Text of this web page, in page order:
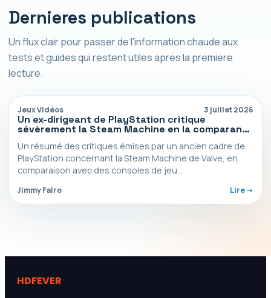
Dernieres publications
Un flux clair pour passer de l'information chaude aux
tests et guides qui restent utiles apres la premiere
lecture.
Jeux Vidéos 3 juillet 2026
Un ex-dirigeant de PlayStation critique
sévèrement la Steam Machine en la comparant
Un résumé des critiques émises par un ancien cadre de
PlayStation concernant la Steam Machine de Valve, en
comparaison avec des consoles de jeu…
Jimmy Falro Lire ->
HDFEVER